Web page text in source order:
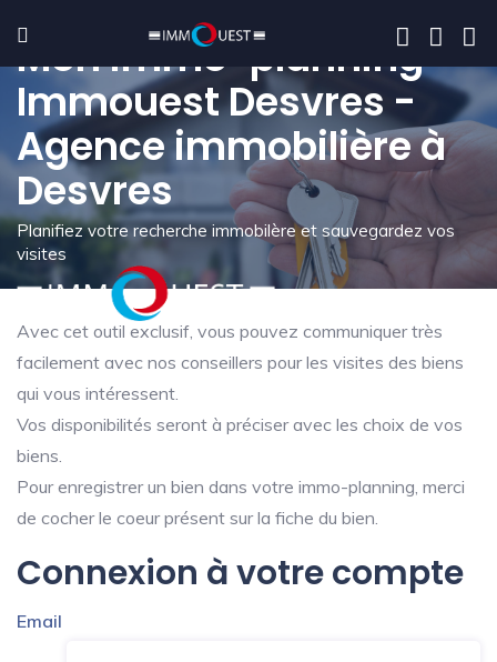
Mon immo-planning -
Immouest Desvres -
Agence immobilière à
Desvres
Planifiez votre recherche immobilère et sauvegardez vos
visites
Avec cet outil exclusif, vous pouvez communiquer très
facilement avec nos conseillers pour les visites des biens
qui vous intéressent.
Vos disponibilités seront à préciser avec les choix de vos
biens.
Pour enregistrer un bien dans votre immo-planning, merci
de cocher le coeur présent sur la fiche du bien.
Connexion à votre compte
Email